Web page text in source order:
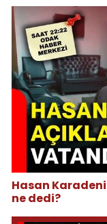
Hasan
ne dedi?